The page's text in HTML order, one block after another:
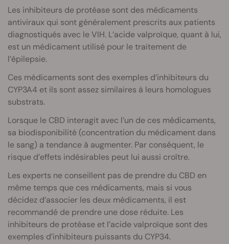
Les inhibiteurs de protéase sont des médicaments
antiviraux qui sont généralement prescrits aux patients
diagnostiqués avec le VIH. L’acide valproïque, quant à lui,
est un médicament utilisé pour le traitement de
l’épilepsie.
Ces médicaments sont des exemples d’inhibiteurs du
CYP3A4 et ils sont assez similaires à leurs homologues
substrats.
Lorsque le CBD interagit avec l’un de ces médicaments,
sa biodisponibilité (concentration du médicament dans
le sang) a tendance à augmenter. Par conséquent, le
risque d’effets indésirables peut lui aussi croître.
Les experts ne conseillent pas de prendre du CBD en
même temps que ces médicaments, mais si vous
décidez d’associer les deux médicaments, il est
recommandé de prendre une dose réduite. Les
inhibiteurs de protéase et l’acide valproïque sont des
exemples d’inhibiteurs puissants du CYP34.